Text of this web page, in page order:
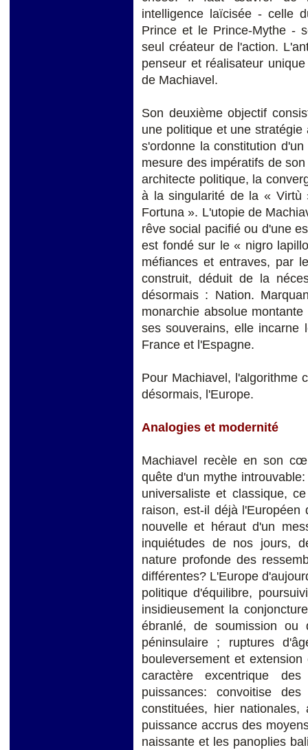
intelligence laïcisée - celle
Prince et le Prince-Mythe -
seul créateur de l'action.
penseur et réalisateur
de Machiavel.
Son deuxième objectif
une politique et une
s'ordonne la constitution
mesure des impératifs de
architecte politique, la
à la singularité de la « Virtù
Fortuna ». L'utopie de
rêve social pacifié ou d'une
est fondé sur le « nigro
méfiances et entraves, par
construit, déduit de la
désormais : Nation.
monarchie absolue
ses souverains, elle incarne
France et l'Espagne.
Pour Machiavel, l'algorithme
désormais, l'Europe.
Analogies et modernité
Machiavel recèle en son
quête d'un mythe
universaliste et classique,
raison, est-il déjà
nouvelle et héraut d'un
inquiétudes de nos jours,
nature profonde des
différentes? L'Europe
politique d'équilibre,
insidieusement la
ébranlé, de soumission ou
péninsulaire ; ruptures
bouleversement et
caractère excentrique
puissances: convoitise
constituées, hier nationales,
puissance accrus des
naissante et les panoplies